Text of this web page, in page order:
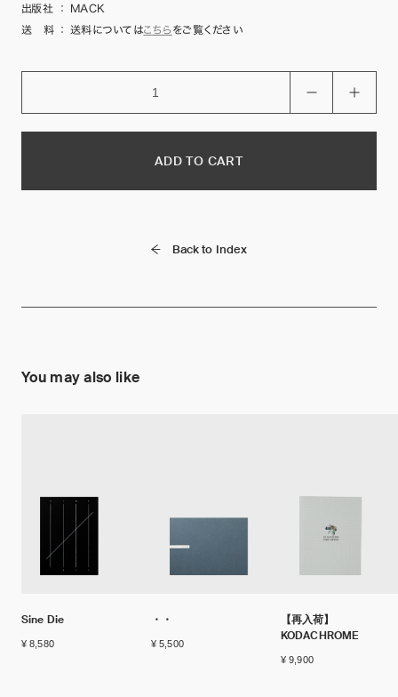
出版社
：
MACK
送 料
： 送料についてはこちら をご覧ください
ADD TO CART
Back to Index
You may also like
Sine Die
¥ 8,580
・・
¥ 5,500
【再入荷】
KODACHROME
¥ 9,900